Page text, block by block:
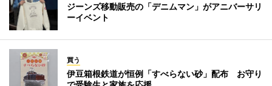
ジーンズ移動販売の「デニムマン」がアニバーサリ
ーイベント
買う
伊豆箱根鉄道が恒例「すべらない砂」配布 お守り